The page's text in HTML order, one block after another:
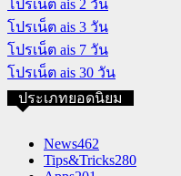
โปรเน็ต ais 2 วัน
โปรเน็ต ais 3 วัน
โปรเน็ต ais 7 วัน
โปรเน็ต ais 30 วัน
ประเภทยอดนิยม
News462
Tips&Tricks280